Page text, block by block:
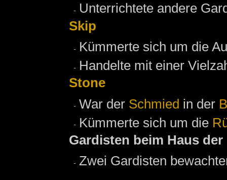
Unterrichtete andere
Skip
Kümmerte sich um die
Handelte mit einer
Stone
War der Schmied in der
Kümmerte sich um die
Gardisten beim Haus der
Zwei Gardisten